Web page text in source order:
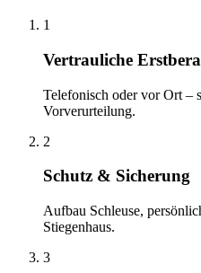
1
Vertrauliche
Telefonisch oder vor Ort –
Vorverurteilung.
2
Schutz & Sicherung
Aufbau Schleuse,
Stiegenhaus.
3